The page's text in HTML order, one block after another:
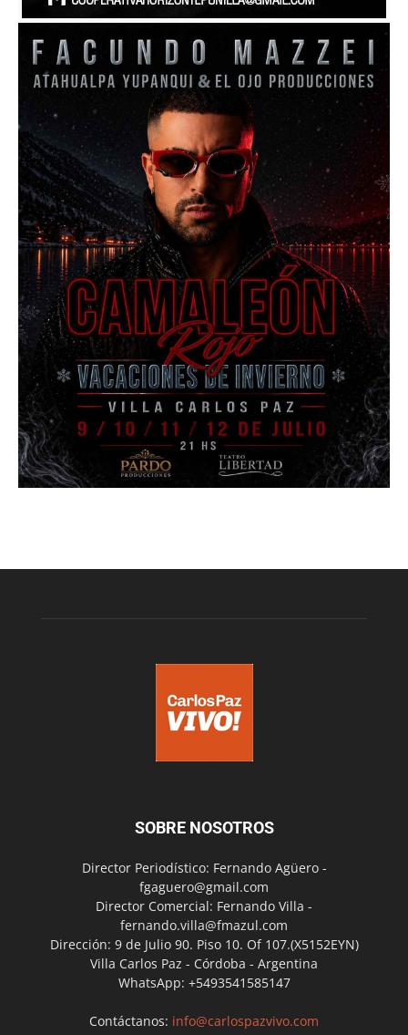
SOBRE NOSOTROS
Director Periodístico: Fernando Agüero -
fgaguero@gmail.com
Director Comercial: Fernando Villa -
fernando.villa@fmazul.com
Dirección: 9 de Julio 90. Piso 10. Of 107.(X5152EYN)
Villa Carlos Paz - Córdoba - Argentina
WhatsApp: +5493541585147
Contáctanos: info@carlospazvivo.com